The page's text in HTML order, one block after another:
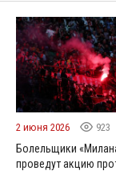
2 июня 2026 923
Болельщики
проведут акцию